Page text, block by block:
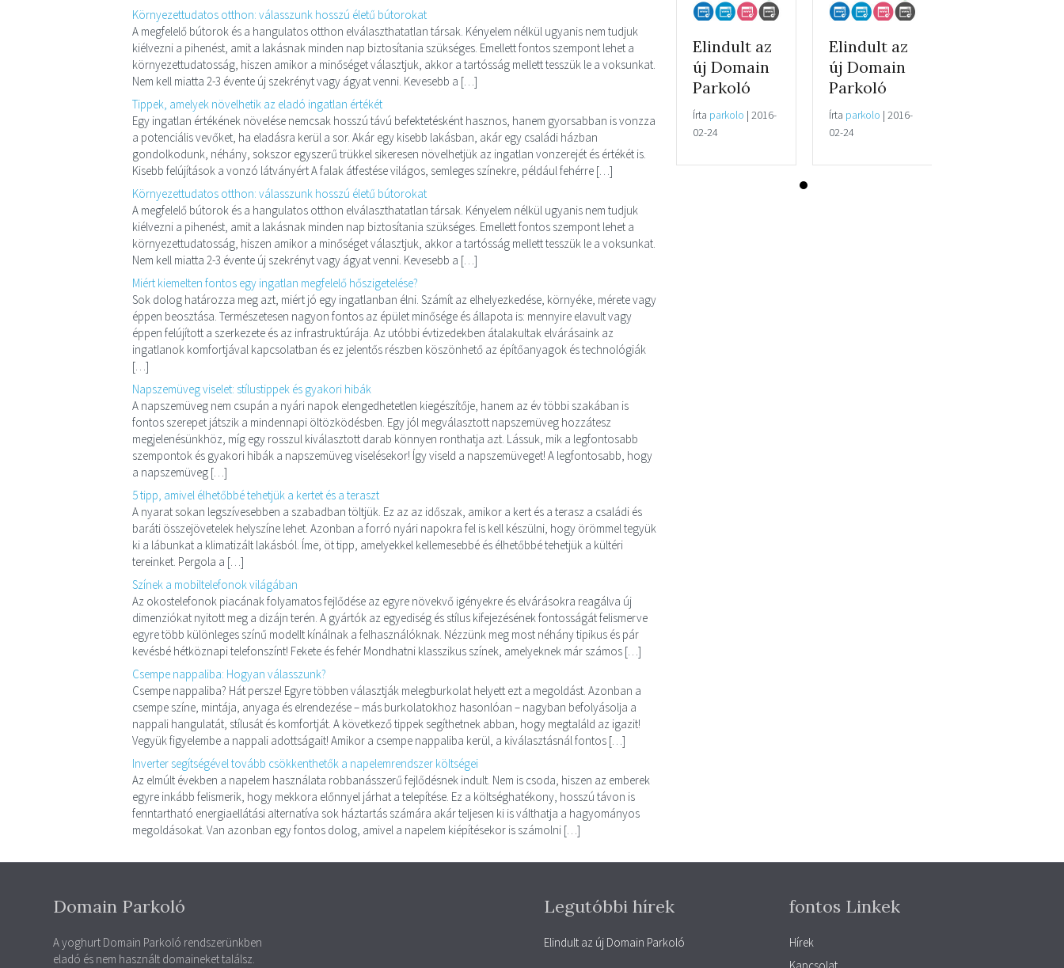
Környezettudatos otthon: válasszunk hosszú életű bútorokat
A megfelelő bútorok és a hangulatos otthon elválaszthatatlan társak. Kényelem nélkül ugyanis nem tudjuk
kiélvezni a pihenést, amit a lakásnak minden nap biztosítania szükséges. Emellett fontos szempont lehet a
környezettudatosság, hiszen amikor a minőséget választjuk, akkor a tartósság mellett tesszük le a voksunkat.
Nem kell miatta 2-3 évente új szekrényt vagy ágyat venni. Kevesebb a […]
Tippek, amelyek növelhetik az eladó ingatlan értékét
Egy ingatlan értékének növelése nemcsak hosszú távú befektetésként hasznos, hanem gyorsabban is vonzza
a potenciális vevőket, ha eladásra kerül a sor. Akár egy kisebb lakásban, akár egy családi házban
gondolkodunk, néhány, sokszor egyszerű trükkel sikeresen növelhetjük az ingatlan vonzerejét és értékét is.
Kisebb felújítások a vonzó látványért A falak átfestése világos, semleges színekre, például fehérre […]
Környezettudatos otthon: válasszunk hosszú életű bútorokat
A megfelelő bútorok és a hangulatos otthon elválaszthatatlan társak. Kényelem nélkül ugyanis nem tudjuk
kiélvezni a pihenést, amit a lakásnak minden nap biztosítania szükséges. Emellett fontos szempont lehet a
környezettudatosság, hiszen amikor a minőséget választjuk, akkor a tartósság mellett tesszük le a voksunkat.
Nem kell miatta 2-3 évente új szekrényt vagy ágyat venni. Kevesebb a […]
Miért kiemelten fontos egy ingatlan megfelelő hőszigetelése?
Sok dolog határozza meg azt, miért jó egy ingatlanban élni. Számít az elhelyezkedése, környéke, mérete vagy
éppen beosztása. Természetesen nagyon fontos az épület minősége és állapota is: mennyire elavult vagy
éppen felújított a szerkezete és az infrastruktúrája. Az utóbbi évtizedekben átalakultak elvárásaink az
ingatlanok komfortjával kapcsolatban és ez jelentős részben köszönhető az építőanyagok és technológiák
[…]
Napszemüveg viselet: stílustippek és gyakori hibák
A napszemüveg nem csupán a nyári napok elengedhetetlen kiegészítője, hanem az év többi szakában is
fontos szerepet játszik a mindennapi öltözködésben. Egy jól megválasztott napszemüveg hozzátesz
megjelenésünkhöz, míg egy rosszul kiválasztott darab könnyen ronthatja azt. Lássuk, mik a legfontosabb
szempontok és gyakori hibák a napszemüveg viselésekor! Így viseld a napszemüveget! A legfontosabb, hogy
a napszemüveg […]
5 tipp, amivel élhetőbbé tehetjük a kertet és a teraszt
A nyarat sokan legszívesebben a szabadban töltjük. Ez az az időszak, amikor a kert és a terasz a családi és
baráti összejövetelek helyszíne lehet. Azonban a forró nyári napokra fel is kell készülni, hogy örömmel tegyük
ki a lábunkat a klimatizált lakásból. Íme, öt tipp, amelyekkel kellemesebbé és élhetőbbé tehetjük a kültéri
tereinket. Pergola a […]
Színek a mobiltelefonok világában
Az okostelefonok piacának folyamatos fejlődése az egyre növekvő igényekre és elvárásokra reagálva új
dimenziókat nyitott meg a dizájn terén. A gyártók az egyediség és stílus kifejezésének fontosságát felismerve
egyre több különleges színű modellt kínálnak a felhasználóknak. Nézzünk meg most néhány tipikus és pár
kevésbé hétköznapi telefonszínt! Fekete és fehér Mondhatni klasszikus színek, amelyeknek már számos […]
Csempe nappaliba: Hogyan válasszunk?
Csempe nappaliba? Hát persze! Egyre többen választják melegburkolat helyett ezt a megoldást. Azonban a
csempe színe, mintája, anyaga és elrendezése – más burkolatokhoz hasonlóan – nagyban befolyásolja a
nappali hangulatát, stílusát és komfortját. A következő tippek segíthetnek abban, hogy megtaláld az igazit!
Vegyük figyelembe a nappali adottságait! Amikor a csempe nappaliba kerül, a kiválasztásnál fontos […]
Inverter segítségével tovább csökkenthetők a napelemrendszer költségei
Az elmúlt években a napelem használata robbanásszerű fejlődésnek indult. Nem is csoda, hiszen az emberek
egyre inkább felismerik, hogy mekkora előnnyel járhat a telepítése. Ez a költséghatékony, hosszú távon is
fenntartható energiaellátási alternatíva sok háztartás számára akár teljesen ki is válthatja a hagyományos
megoldásokat. Van azonban egy fontos dolog, amivel a napelem kiépítésekor is számolni […]
Elindult az
új Domain
parkolo |
02-24
Elindult az
új Domain
Parkoló
Írta parkolo | 2016-
02-24
Elindult az
új Domain
Parkoló
Írta parkolo | 2016-
02-24
Domain Parkoló
A yoghurt Domain Parkoló rendszerünkben
eladó és nem használt domaineket találsz.
Legutóbbi hírek
Elindult az új Domain Parkoló
fontos Linkek
Hírek